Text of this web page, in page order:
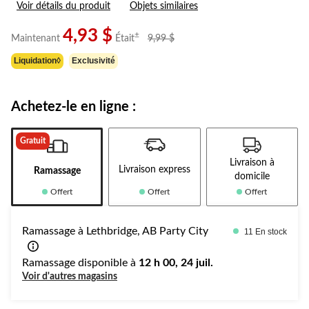
pour
produit.
Lien
vers
la
Voir détails du produit Objets similaires
Maintenant 4,93 $ Était± 9,99 $
Liquidation◊ Exclusivité
Achetez-le en ligne :
Gratuit
Ramassage
Offert
Livraison express
Offert
Livraison à
domicile
Offert
Ramassage à Lethbridge, AB Party City 11 En stock
Ramassage disponible à 12 h 00, 24 juil.
Voir d'autres magasins